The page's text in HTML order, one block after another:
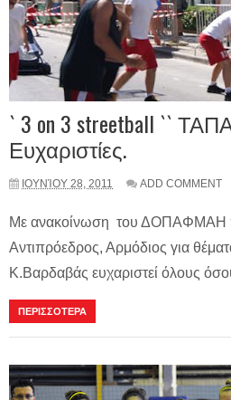
` 3 on 3 streetball ``
Ευχαριστίες.
ΙΟΥΝΊΟΥ 28, 2011 ADD COMMENT
Με ανακοίνωση του ΔΟΠΑΦΜΑΗ
Αντιπρόεδρος, Αρμόδιος για
Κ.Βαρδαβάς ευχαριστεί όλους
ΠΕΡΙΣΣΟΤΕΡΑ